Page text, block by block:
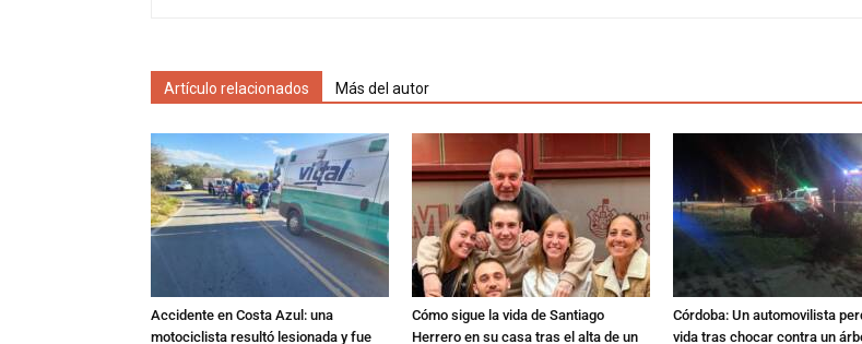
Artículo relacionados Más del autor
Accidente en Costa Azul: una
motociclista resultó lesionada y fue
Cómo sigue la vida de Santiago
Herrero en su casa tras el alta de un
Córdoba: Un automovilista
vida tras chocar contra un